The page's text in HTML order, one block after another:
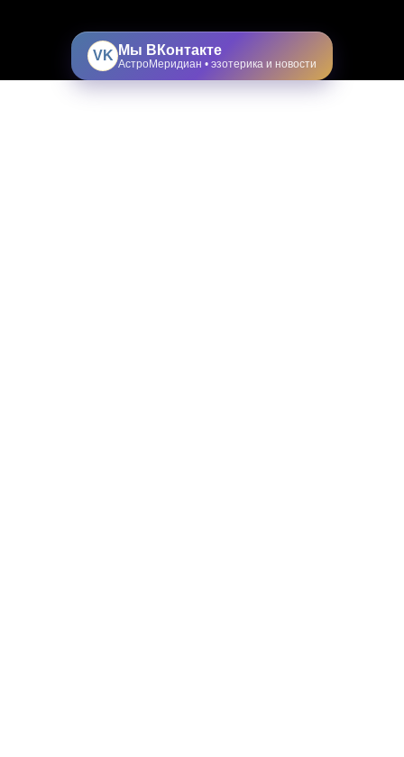
VK Мы ВКонтакте
АстроМеридиан • эзотерика и новости